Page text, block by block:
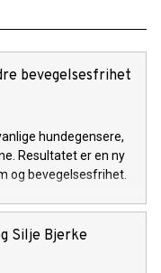
bevegelsesfrihet
hundegensere,
Resultatet er en ny
og bevegelsesfrihet.
Silje Bjerke